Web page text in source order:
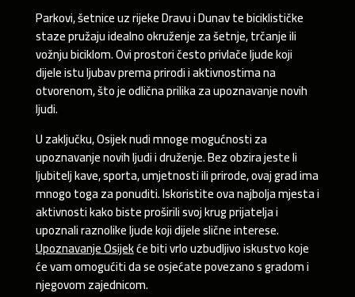
Parkovi, šetnice uz rijeke Dravu i Dunav te biciklističke
staze pružaju idealno okruženje za šetnje, trčanje ili
vožnju biciklom. Ovi prostori često privlače ljude koji
dijele istu ljubav prema prirodi i aktivnostima na
otvorenom, što je odlična prilika za upoznavanje novih
ljudi.
U zaključku, Osijek nudi mnoge mogućnosti za
upoznavanje novih ljudi i druženje. Bez obzira jeste li
ljubitelj kave, sporta, umjetnosti ili prirode, ovaj grad ima
mnogo toga za ponuditi. Iskoristite ova najbolja mjesta i
aktivnosti kako biste proširili svoj krug prijatelja i
upoznali raznolike ljude koji dijele slične interese.
Upoznavanje Osijekće biti vrlo uzbudljivo iskustvo koje
će vam omogućiti da se osjećate povezano s gradom i
njegovom zajednicom.